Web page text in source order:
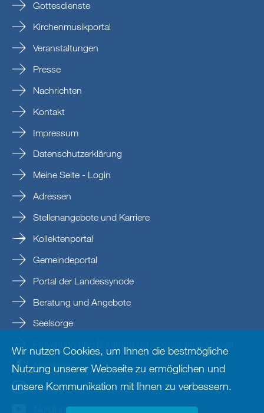
Gottesdienste
Kirchenmusikportal
Veranstaltungen
Presse
Nachrichten
Kontakt
Impressum
Datenschutzerklärung
Meine Seite - Login
Adressen
Stellenangebote und Karriere
Kollektenportal
Gemeindeportal
Portal der Landessynode
Beratung und Angebote
Seelsorge
Nordkirche
nordkirche
Nordkirche
Wir nutzen Cookies, um Ihnen die bestmögliche
Nutzung unserer Webseite zu ermöglichen und
unsere Kommunikation mit Ihnen zu verbessern.